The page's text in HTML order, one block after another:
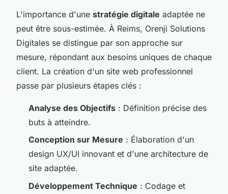
L'importance d'une stratégie digitale adaptée ne
peut être sous-estimée. À Reims, Orenji Solutions
Digitales se distingue par son approche sur
mesure, répondant aux besoins uniques de chaque
client. La création d'un site web professionnel
passe par plusieurs étapes clés :
Analyse des Objectifs : Définition précise des
buts à atteindre.
Conception sur Mesure : Élaboration d'un
design UX/UI innovant et d'une architecture de
site adaptée.
Développement Technique : Codage et